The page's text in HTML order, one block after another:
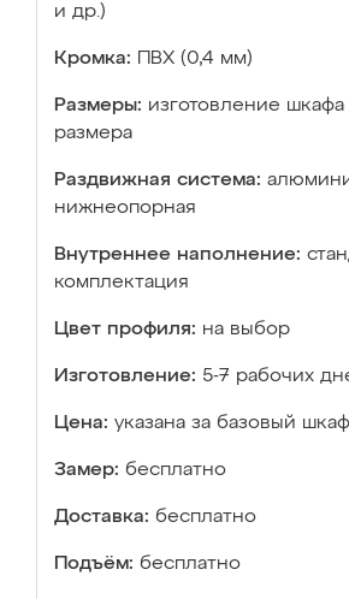
и др.)
Кромка: ПВХ (0,4 мм)
Размеры: изготовление
размера
Раздвижная система:
нижнеопорная
Внутреннее наполнение:
комплектация
Цвет профиля: на выбор
Изготовление: 5-7 рабочих
Цена: указана за базовый шкаф
Замер: бесплатно
Доставка: бесплатно
Подъём: бесплатно